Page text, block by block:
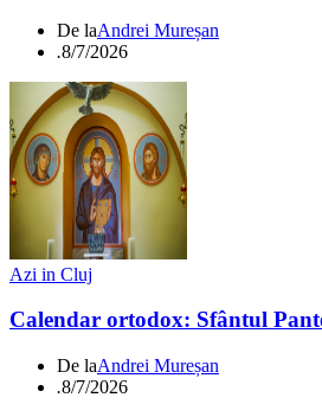
De laAndrei Mureșan
.8/7/2026
Azi in Cluj
Calendar ortodox: Sfântul
De laAndrei Mureșan
.8/7/2026